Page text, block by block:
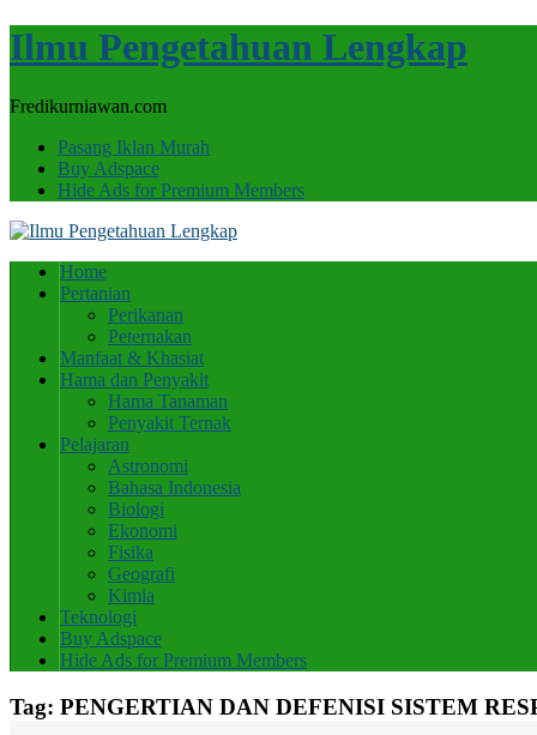
Ilmu Pengetahuan Lengkap
Fredikurniawan.com
Pasang Iklan Murah
Buy Adspace
Hide Ads for Premium Members
Home
Pertanian
Perikanan
Peternakan
Manfaat & Khasiat
Hama dan Penyakit
Hama Tanaman
Penyakit Ternak
Pelajaran
Astronomi
Bahasa Indonesia
Biologi
Ekonomi
Fisika
Geografi
Kimia
Teknologi
Buy Adspace
Hide Ads for Premium Members
Tag: PENGERTIAN DAN DEFENISI SISTEM